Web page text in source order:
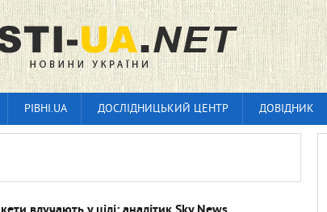
РІВНІ.UA ДОСЛІДНИЦЬКИЙ ЦЕНТР ДОВІДНИК